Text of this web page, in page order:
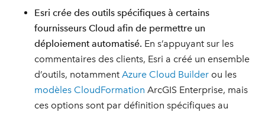
Esri crée des outils spécifiques à certains
fournisseurs Cloud afin de permettre un
déploiement automatisé. En s’appuyant sur les
commentaires des clients, Esri a créé un ensemble
d’outils, notammentAzure Cloud Builder ou les
modèles CloudFormation ArcGIS Enterprise, mais
ces options sont par définition spécifiques au